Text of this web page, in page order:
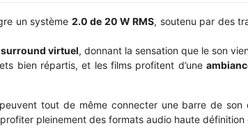
un système 2.0 de 20 W RMS, soutenu par des
virtuel, donnant la sensation que le son
bien répartis, et les films profitent d’une
tout de même connecter une barre de
pleinement des formats audio haute définition